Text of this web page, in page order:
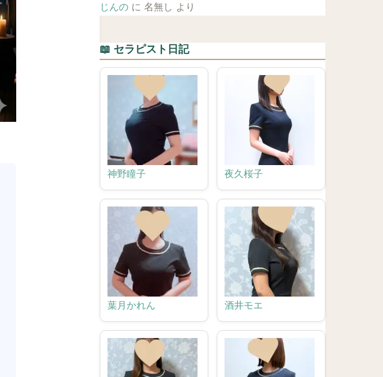
じんの に 名無し より
📖 セラピスト日記
神野瞳子 夜久桜子
葉月かれん 酒井モエ